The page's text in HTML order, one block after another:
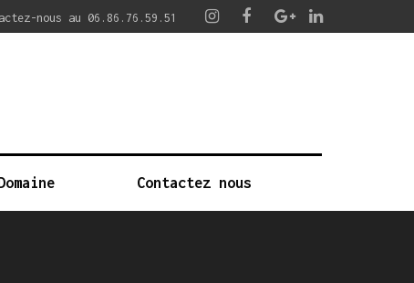
nous au 06.86.76.59.51
Contactez nous